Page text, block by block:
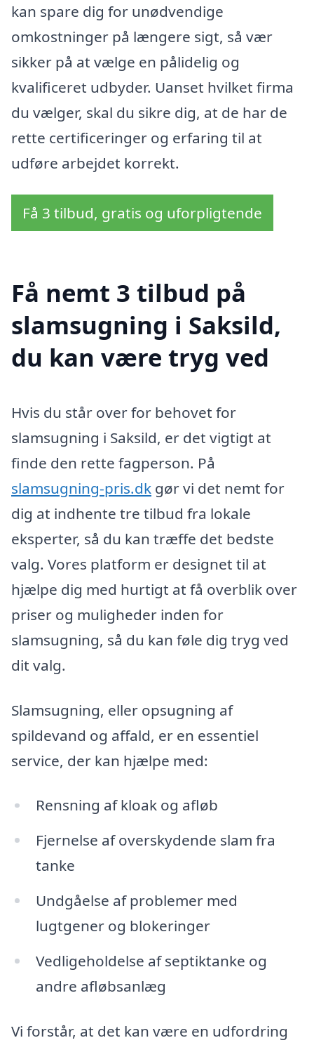
kan spare dig for unødvendige
omkostninger på længere sigt, så vær
sikker på at vælge en pålidelig og
kvalificeret udbyder. Uanset hvilket firma
du vælger, skal du sikre dig, at de har de
rette certificeringer og erfaring til at
udføre arbejdet korrekt.
Få 3 tilbud, gratis og uforpligtende
Få nemt 3 tilbud på
slamsugning i Saksild,
du kan være tryg ved
Hvis du står over for behovet for
slamsugning i Saksild, er det vigtigt at
finde den rette fagperson. På
slamsugning-pris.dk gør vi det nemt for
dig at indhente tre tilbud fra lokale
eksperter, så du kan træffe det bedste
valg. Vores platform er designet til at
hjælpe dig med hurtigt at få overblik over
priser og muligheder inden for
slamsugning, så du kan føle dig tryg ved
dit valg.
Slamsugning, eller opsugning af
spildevand og affald, er en essentiel
service, der kan hjælpe med:
Rensning af kloak og afløb
Fjernelse af overskydende slam fra
tanke
Undgåelse af problemer med
lugtgener og blokeringer
Vedligeholdelse af septiktanke og
andre afløbsanlæg
Vi forstår, at det kan være en udfordring